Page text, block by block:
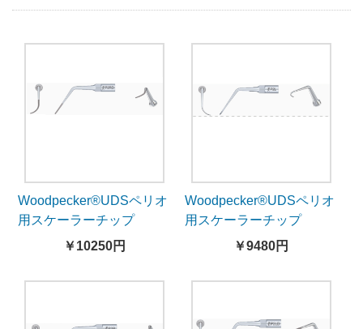
Woodpecker®UDSペリオ
用スケーラーチップ
P2RD（EMSと交換 5本
￥10250円
Woodpecker®UDSペリオ
用スケーラーチップ
P2L（EMSと交換 5本
￥9480円